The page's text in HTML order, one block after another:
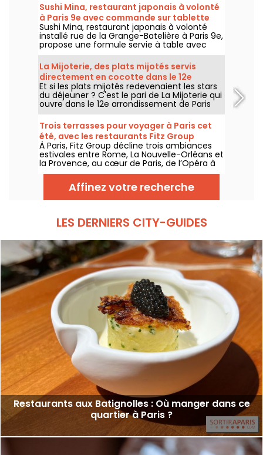
Sushi Mina, restaurant japonais à volonté
à Paris 9e avec commande sur tablette
Sushi Mina, restaurant japonais à volonté
installé rue de la Grange-Batelière à Paris 9e,
propose une formule servie à table avec
commande sur tablette. Sushis, makis,
gyozas, brochettes et plats préparés à la
demande sont proposés midi et soir, du
mardi au dimanche.
La Mijoterie, des plats mijotés servis
directement en cocotte dans le 12e
arrondissement
Et si les plats mijotés redevenaient les stars
du déjeuner ? C'est le pari de La Mijoterie qui
ouvre dans le 12e arrondissement de Paris
avec une cuisine de longue cuisson
imaginée par le chef Augustin Garnier et
servie directement dans des cocottes.
Trois terrasses pour voyager à Paris cet
été, avec les restaurants Fitz Group
À Paris, Fitz Group décline trois ambiances
estivales entre Rome, La Nouvelle-Orléans et
la Provence, au cœur de Paris, de l’Opéra à
la Tour Eiffel. Chaque adresse, grâce à sa
terrasse, offre une escale à part entière,
sans quitter la capitale .
Affinez votre recherche
LES DERNIERS CITY-GUIDES
Restaurants aux Batignolles : Où manger dans ce
quartier à Paris ?